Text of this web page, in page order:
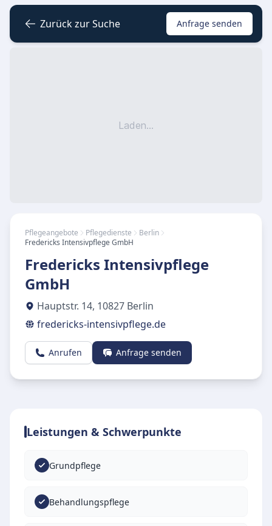
Zurück zur Suche Anfrage senden
Laden...
Pflegeangebote Pflegedienste
Berlin
Fredericks Intensivpflege GmbH
Fredericks Intensivpflege
GmbH
Hauptstr. 14, 10827 Berlin
fredericks-intensivpflege.de
Anrufen Anfrage senden
Leistungen & Schwerpunkte
Grundpflege
Behandlungspflege